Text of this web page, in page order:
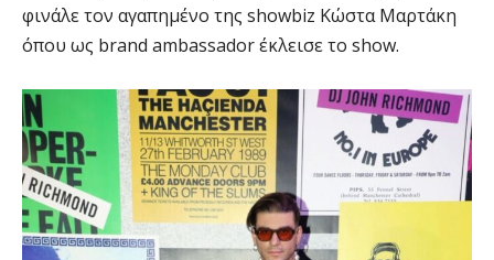
φινάλε τον αγαπημένο της showbiz Κώστα Μαρτάκη
όπου ως brand ambassador έκλεισε το show.